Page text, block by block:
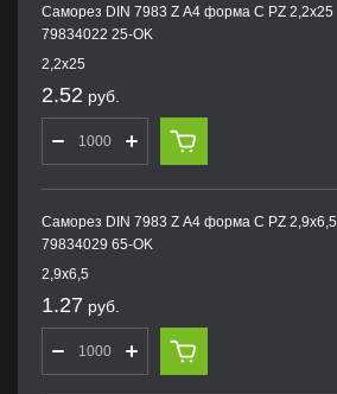
Саморез DIN 7983 Z А4 форма С PZ 2,2х25
79834022 25-OK
2,2х25
2.52 руб.
Саморез DIN 7983 Z А4 форма С PZ 2,9х6,5
79834029 65-OK
2,9х6,5
1.27 руб.